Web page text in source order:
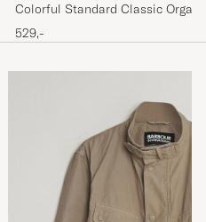
Colorful Standard Classic
Sweat Deep Black
529,-